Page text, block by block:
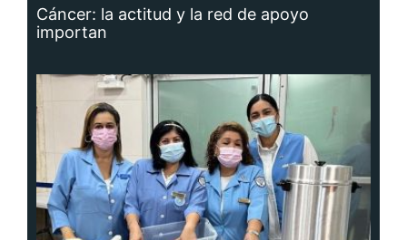
Cáncer: la actitud y la red de apoyo
importan